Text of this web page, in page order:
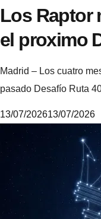
Los Raptor
el proximo
Madrid – Los cuatro
pasado Desafío Ruta
i
13/07/202613/07/2026